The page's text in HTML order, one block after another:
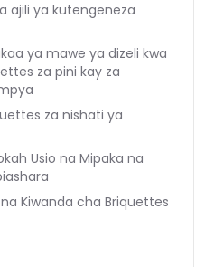
ajili ya kutengeneza
ya mawe ya dizeli kwa
za pini kay za
za nishati ya
Usio na Mipaka na
Kiwanda cha Briquettes